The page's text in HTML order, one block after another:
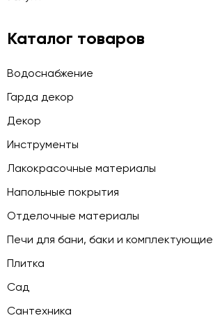
Каталог товаров
Водоснабжение
Гарда декор
Декор
Инструменты
Лакокрасочные материалы
Напольные покрытия
Отделочные материалы
Печи для бани, баки и комплектующие
Плитка
Сад
Сантехника